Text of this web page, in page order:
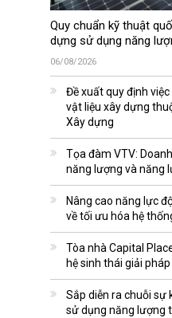
Quy chuẩn kỹ thuật
dựng sử dụng năng
06/08/2026
Đề xuất quy định
vật liệu xây dựng
Xây dựng
Tọa đàm VTV:
năng lượng và năng
Nâng cao năng lực
về tối ưu hóa hệ
Tòa nhà Capital
hệ sinh thái giải
Sắp diễn ra chuỗi sự
sử dụng năng lượng